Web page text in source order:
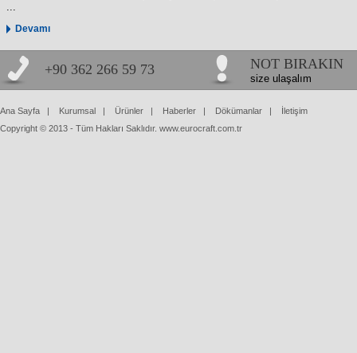
...
Devamı
+90 362 266 59 73 NOT BIRAKIN
size ulaşalım
Ana Sayfa | Kurumsal | Ürünler | Haberler | Dökümanlar | İletişim
Copyright © 2013 - Tüm Hakları Saklıdır. www.eurocraft.com.tr